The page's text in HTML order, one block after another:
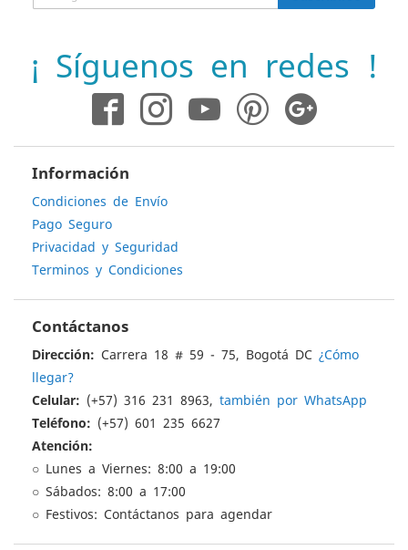
a
de
noticias:
¡ Síguenos en redes !
Información
Condiciones de Envío
Pago Seguro
Privacidad y Seguridad
Terminos y Condiciones
Contáctanos
Dirección: Carrera 18 # 59 - 75, Bogotá DC ¿Cómo
llegar?
Celular: (+57) 316 231 8963, también por WhatsApp
Teléfono: (+57) 601 235 6627
Atención:
○ Lunes a Viernes: 8:00 a 19:00
○ Sábados: 8:00 a 17:00
○ Festivos: Contáctanos para agendar